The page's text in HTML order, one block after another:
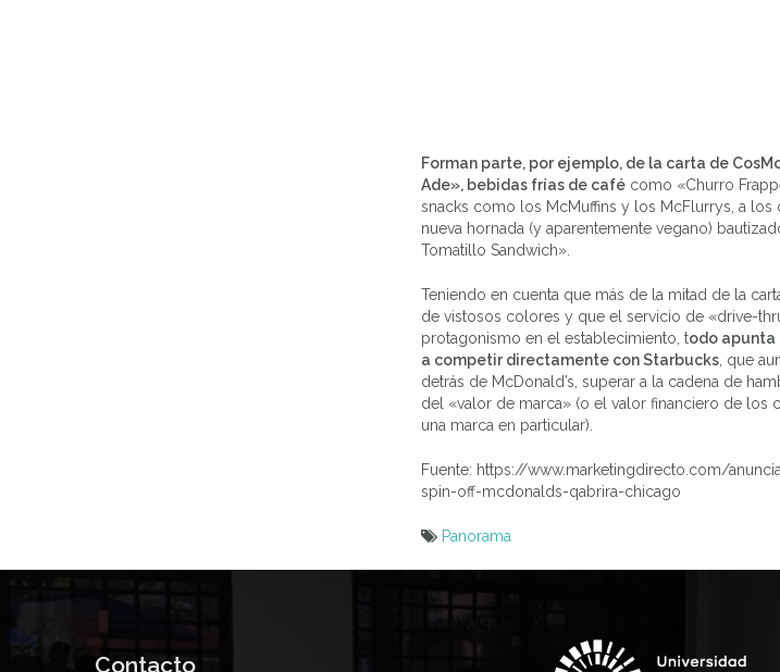
Forman parte, por ejemplo, de la carta de
Ade», bebidas frías de café como «Churro
snacks como los McMuffins y los McFlurrys, a los
nueva hornada (y aparentemente vegano)
Tomatillo Sandwich».
Teniendo en cuenta que más de la mitad de la
de vistosos colores y que el servicio de «drive-
protagonismo en el establecimiento, todo apunta
a competir directamente con Starbucks , que
detrás de McDonald’s, superar a la cadena de
del «valor de marca» (o el valor financiero de los
una marca en particular).
Fuente: https://www.marketingdirecto.com/
spin-off-mcdonalds-qabrira-chicago
Panorama
de
entradas
Contacto